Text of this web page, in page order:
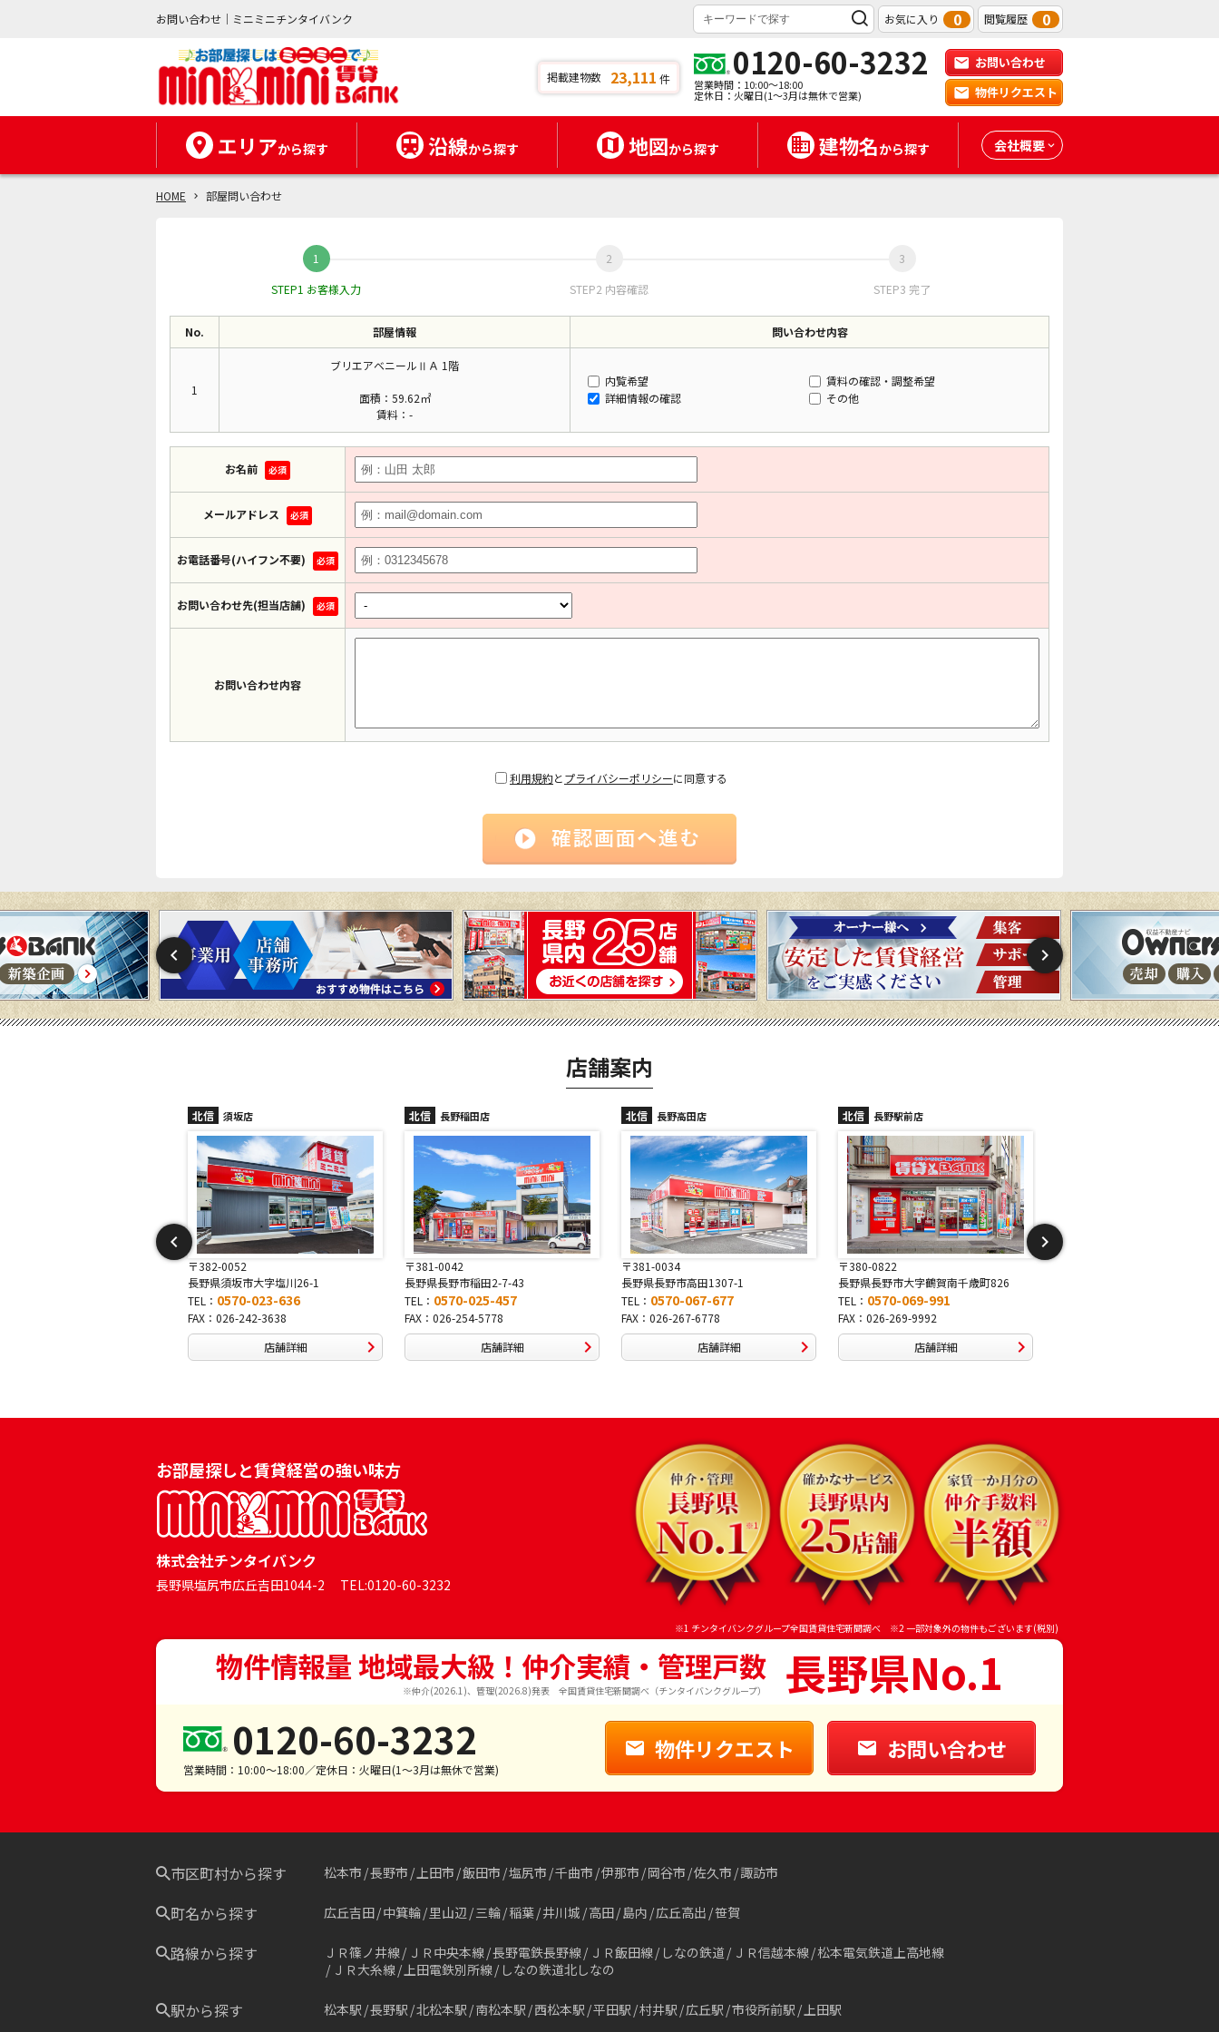
お問い合わせ｜ミニミニチンタイバンク お気に入り 0 閲覧履歴 0
掲載建物数 23,111 件 0120-60-3232
営業時間：10:00～18:00
定休日：火曜日(1～3月は無休で営業)
お問い合わせ
物件リクエスト
エリアから探す 沿線から探す 地図から探す 建物名から探す 会社概要
HOME 部屋問い合わせ
STEP1 お客様入力 STEP2 内容確認 STEP3 完了
No. 部屋情報 問い合わせ内容
1
ブリエアベニールⅡＡ 1階
面積：59.62㎡
賃料：-
内覧希望
賃料の確認・調整希望
詳細情報の確認
その他
お名前 必須
メールアドレス 必須
お電話番号(ハイフン不要) 必須
お問い合わせ先(担当店舗) 必須
お問い合わせ内容
利用規約とプライバシーポリシーに同意する
店舗案内
北信
〒381-0042
長野県長野市稲田2-7-43
TEL：0570-025-457
FAX：026-254-5778
北信
〒381-0034
長野県長野市高田1307-1
TEL：0570-067-677
FAX：026-267-6778
北信
〒380-0822
長野県長野市大字鶴賀南千歳町826
TEL：0570-069-991
FAX：026-269-9992
北信
〒381-2243
長野県長野市稲里1-5-25
TEL：0570-067-878
FAX：026-286-7888
お部屋探しと賃貸経営の強い味方
株式会社チンタイバンク
長野県塩尻市広丘吉田1044-2 TEL:0120-60-3232
※1 チンタイバンクグループ全国賃貸住宅新聞調べ ※2 一部対象外の物件もございます(税別)
物件情報量 地域最大級！仲介実績・管理戸数
※仲介(2026.1)、管理(2026.8)発表 全国賃貸住宅新聞調べ（チンタイバンクグループ） 長野県No.1
0120-60-3232
営業時間：10:00～18:00／定休日：火曜日(1～3月は無休で営業)
物件リクエスト お問い合わせ
市区町村から探す 松本市 長野市 上田市 飯田市 塩尻市 千曲市 伊那市 岡谷市 佐久市 諏訪市
町名から探す 広丘吉田 中箕輪 里山辺 三輪 稲葉 井川城 高田 島内 広丘高出 笹賀
路線から探す ＪＲ篠ノ井線 ＪＲ中央本線 長野電鉄長野線 ＪＲ飯田線 しなの鉄道 ＪＲ信越本線 松本電気鉄道上高地線
ＪＲ大糸線 上田電鉄別所線 しなの鉄道北しなの
駅から探す 松本駅 長野駅 北松本駅 南松本駅 西松本駅 平田駅 村井駅 広丘駅 市役所前駅 上田駅